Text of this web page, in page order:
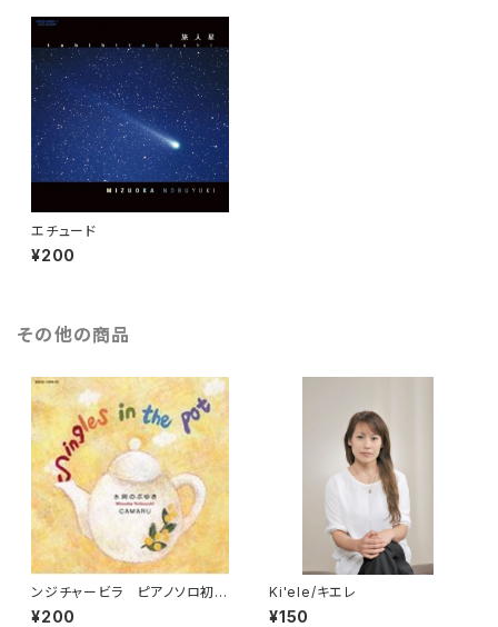
エチュード
¥200
その他の商品
ンジチャービラ ピアノソロ初
級
¥200
Ki'ele/キエレ
¥150